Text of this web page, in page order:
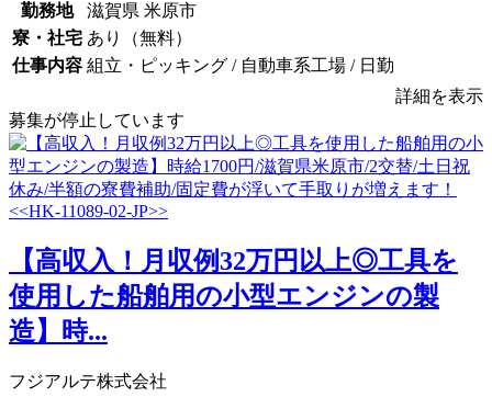
勤務地
滋賀県 米原市
寮・社宅 あり（無料）
仕事内容 組立・ピッキング / 自動車系工場 / 日勤
詳細を表示
募集が停止しています
【高収入！月収例32万円以上◎工具を
使用した船舶用の小型エンジンの製
造】時...
フジアルテ株式会社